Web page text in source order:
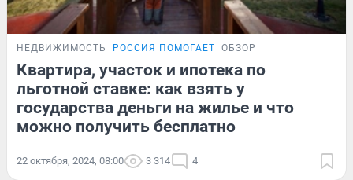
НЕДВИЖИМОСТЬ РОССИЯ ПОМОГАЕТ ОБЗОР
Квартира, участок и ипотека по
льготной ставке: как взять у
государства деньги на жилье и что
можно получить бесплатно
22 октября, 2024, 08:00 3 314 4